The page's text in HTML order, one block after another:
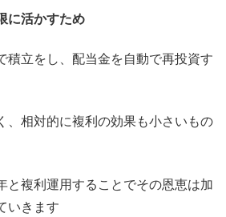
に活かすため
積立をし、配当金を自動で再投資す
、相対的に複利の効果も小さいもの
と複利運用することでその恩恵は加
いきます